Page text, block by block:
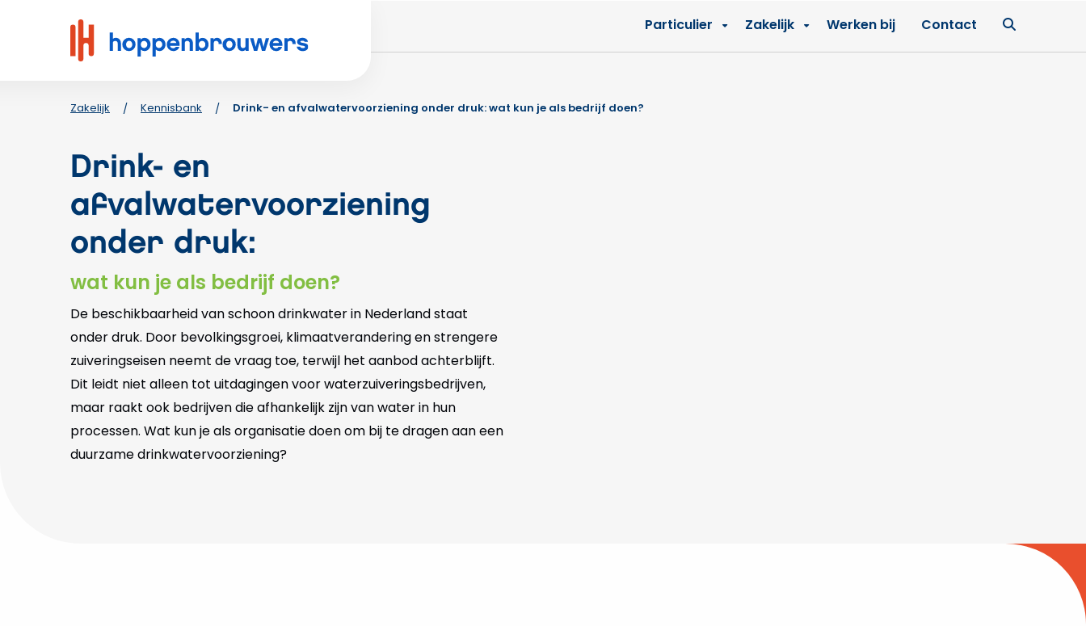
Hoppenbrouwers
Waar
leeft
Particulier Zakelijk Werken bij Contact
Zakelijk / Kennisbank / Drink- en afvalwatervoorziening onder druk: wat kun je als bedrijf doen?
Drink- en
afvalwatervoorziening
onder druk:
wat kun je als bedrijf doen?
De beschikbaarheid van schoon drinkwater in Nederland staat
onder druk. Door bevolkingsgroei, klimaatverandering en strengere
zuiveringseisen neemt de vraag toe, terwijl het aanbod achterblijft.
Dit leidt niet alleen tot uitdagingen voor waterzuiveringsbedrijven,
maar raakt ook bedrijven die afhankelijk zijn van water in hun
processen. Wat kun je als organisatie doen om bij te dragen aan een
duurzame drinkwatervoorziening?